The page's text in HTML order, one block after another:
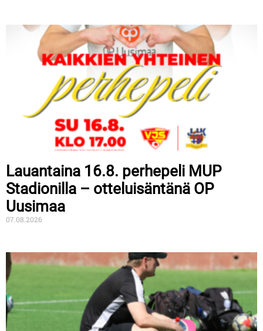
Lauantaina 16.8. perhepeli MUP
Stadionilla – otteluisäntänä OP
Uusimaa
07.08.2026